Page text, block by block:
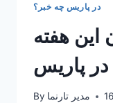
در پاریس چه خبر؟
این هفته
در پاریس
By مدیر تارنما